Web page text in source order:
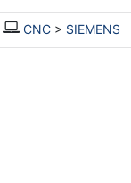
CNC > SIEMENS